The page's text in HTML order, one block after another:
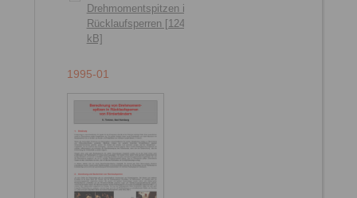
Drehmomentspitzen in
Rücklaufsperren [124
kB]
1995-01